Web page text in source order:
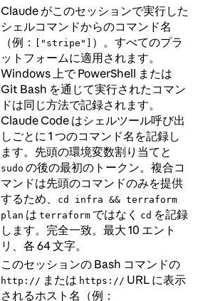
Claude がこのセッションで実行した
シェルコマンドからのコマンド名
（例：
["stripe"] ）。すべてのプラ
ットフォームに適用されます。
Windows 上で PowerShell または
Git Bash を通じて実行されたコマン
ドは同じ方法で記録されます。
Claude Code はシェルツール呼び出
しごとに 1 つのコマンド名を記録し
ます。先頭の環境変数割り当てと
sudo の後の最初のトークン。複合コ
マンドは先頭のコマンドのみを提供
するため、
cd infra && terraform
plan は terraform ではなく cd を記録
します。完全一致。最大 10 エント
リ、各 64 文字。
このセッションの Bash コマンドの
http:// または https:// URL に表示
されるホスト名（例：